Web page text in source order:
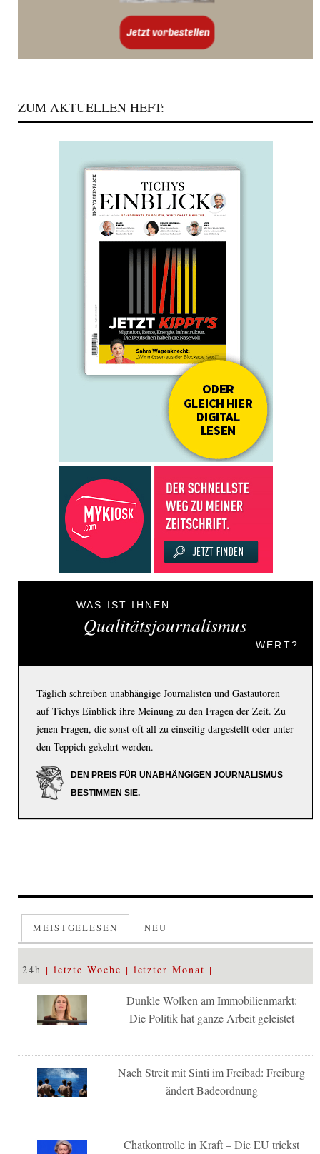
ZUM AKTUELLEN HEFT:
WAS IST IHNEN
Qualitätsjournalismus
WERT?
Täglich schreiben unabhängige Journalisten und Gastautoren
auf Tichys Einblick ihre Meinung zu den Fragen der Zeit. Zu
jenen Fragen, die sonst oft all zu einseitig dargestellt oder unter
den Teppich gekehrt werden.
DEN PREIS FÜR UNABHÄNGIGEN JOURNALISMUS
BESTIMMEN SIE.
MEISTGELESEN NEU
24h letzte Woche letzter Monat
Dunkle Wolken am Immobilienmarkt:
Die Politik hat ganze Arbeit geleistet
Nach Streit mit Sinti im Freibad: Freiburg
ändert Badeordnung
Chatkontrolle in Kraft – Die EU trickst